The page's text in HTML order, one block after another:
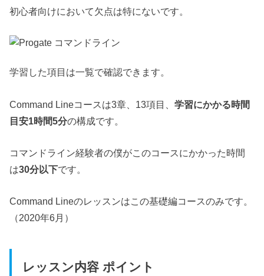
初心者向けにおいて欠点は特にないです。
学習した項目は一覧で確認できます。
Command Lineコースは3章、13項目、学習にかかる時間
目安1時間5分の構成です。
コマンドライン経験者の僕がこのコースにかかった時間
は30分以下です。
Command Lineのレッスンはこの基礎編コースのみです。
（2020年6月）
レッスン内容 ポイント